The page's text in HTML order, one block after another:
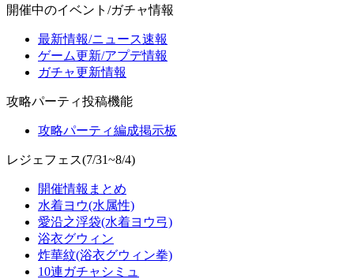
開催中のイベント/ガチャ情報
最新情報/ニュース速報
ゲーム更新/アプデ情報
ガチャ更新情報
攻略パーティ投稿機能
攻略パーティ編成掲示板
レジェフェス(7/31~8/4)
開催情報まとめ
水着ヨウ(水属性)
愛沿之浮袋(水着ヨウ弓)
浴衣グウィン
炸華紋(浴衣グウィン拳)
10連ガチャシミュ